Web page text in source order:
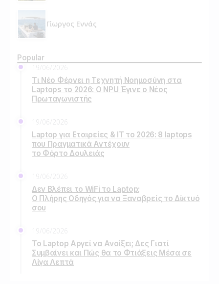
Γίωργος Εννάς
Popular
19/06/2026
Τι Νέο Φέρνει η Τεχνητή Νοημοσύνη στα
Laptops το 2026: Ο NPU Έγινε ο Νέος
Πρωταγωνιστής
19/06/2026
Laptop για Εταιρείες & IT το 2026: 8 laptops
που Πραγματικά Αντέχουν
το Φόρτο Δουλειάς
19/06/2026
Δεν Βλέπει το WiFi το Laptop;
Ο Πλήρης Οδηγός για να Ξαναβρείς το Δίκτυό
σου
19/06/2026
Το Laptop Αργεί να Ανοίξει; Δες Γιατί
Συμβαίνει και Πώς θα το Φτιάξεις Μέσα σε
Λίγα Λεπτά